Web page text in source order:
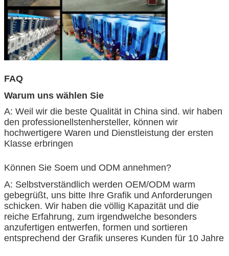
FAQ
Warum uns wählen Sie
A: Weil wir die beste Qualität in China sind. wir haben
den professionellstenhersteller, können wir
hochwertigere Waren und Dienstleistung der ersten
Klasse erbringen
Können Sie Soem und ODM annehmen?
A: Selbstverständlich werden OEM/ODM warm
gebegrüßt, uns bitte Ihre Grafik und Anforderungen
schicken. Wir haben die völlig Kapazität und die
reiche Erfahrung, zum irgendwelche besonders
anzufertigen entwerfen, formen und sortieren
entsprechend der Grafik unseres Kunden für 10 Jahre